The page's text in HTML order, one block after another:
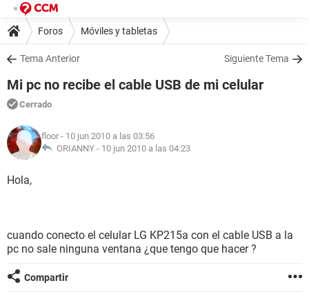
Foros Móviles y tabletas
Tema Anterior Siguiente Tema
Mi pc no recibe el cable USB de mi celular
Cerrado
floor - 10 jun 2010 a las 03:56
ORIANNY - 10 jun 2010 a las 04:23
Hola,
cuando conecto el celular LG KP215a con el cable USB a la
pc no sale ninguna ventana ¿que tengo que hacer ?
Compartir